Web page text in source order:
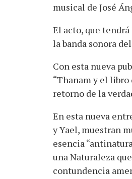
musical de José
El acto, que
la banda sonora
Con esta nueva
“Thanam y el libro
retorno de la
En esta nueva
y Yael, muestran
esencia
una Naturaleza
contundencia